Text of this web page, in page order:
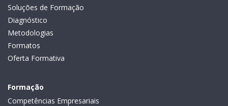
Soluções de Formação
Diagnóstico
Metodologias
Formatos
Oferta Formativa
Formação
Competências Empresariais